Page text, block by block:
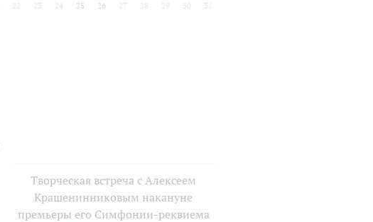
22 23 24 25 26 27 28 29 30 31
Творческая встреча с Алексеем
Крашенинниковым накануне
премьеры его Симфонии-реквиема